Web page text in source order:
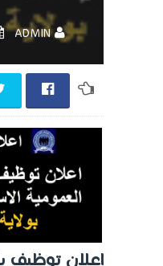
ADMIN
اعلان توظيف